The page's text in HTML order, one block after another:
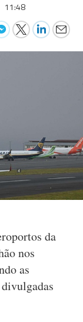
11:48
da
nos
as